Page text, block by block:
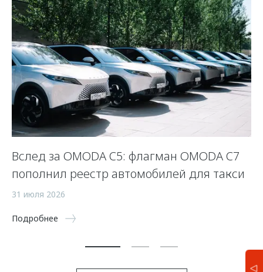
Вслед за OMODA C5: флагман OMODA C7
пополнил реестр автомобилей для такси
31 июля 2026
Подробнее